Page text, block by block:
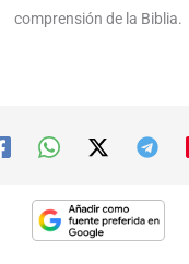
comprensión de la Biblia.